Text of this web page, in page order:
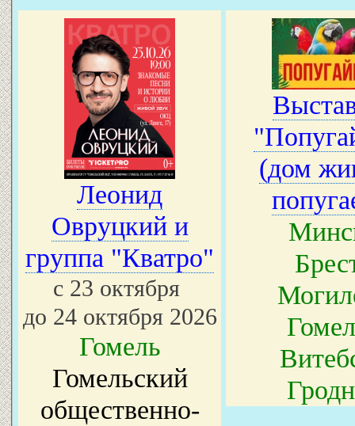
Леонид
Овруцкий и
группа "Кватро"
с 23 октября
до 24 октября 2026
Гомель
Гомельский
общественно-
(дом